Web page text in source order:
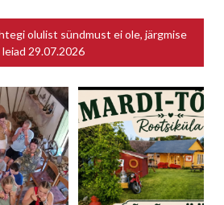
olulist sündmust ei ole, järgmise
leiad 29.07.2026